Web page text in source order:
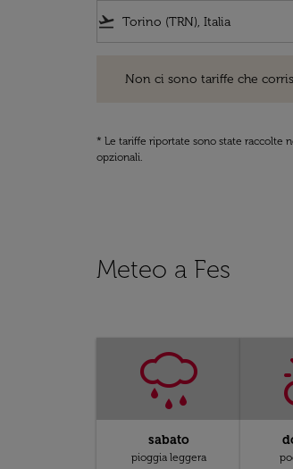
flight_takeoff
Non ci sono tariffe che
* Le tariffe riportate sono state raccolte
opzionali.
Meteo a Fes
sabato
pioggia leggera